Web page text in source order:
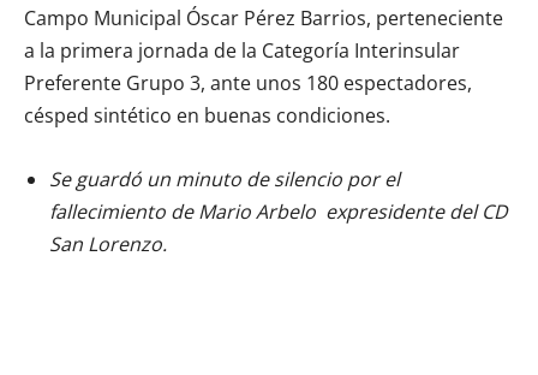
Campo Municipal Óscar Pérez Barrios, perteneciente
a la primera jornada de la Categoría Interinsular
Preferente Grupo 3, ante unos 180 espectadores,
césped sintético en buenas condiciones.
Se guardó un minuto de silencio por el
fallecimiento de Mario Arbelo expresidente del CD
San Lorenzo.